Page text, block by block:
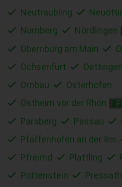
Neutraubling
Nürnberg
Nördlingen
Obernburg am Main
Ochsenfurt
Ornbau
Osterhofen
Ostheim vor der Rhön
P
Parsberg
Passau
Pfaffenhofen an der Ilm
Pfreimd
Plattling
Pottenstein
Pressath